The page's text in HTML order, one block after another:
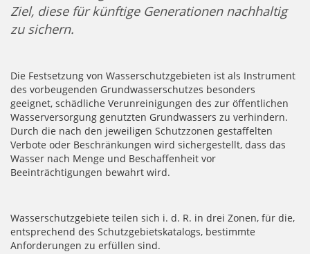
Ziel, diese für künftige Generationen nachhaltig
zu sichern.
Die Festsetzung von Wasserschutzgebieten ist als Instrument
des vorbeugenden Grundwasserschutzes besonders
geeignet, schädliche Verunreinigungen des zur öffentlichen
Wasserversorgung genutzten Grundwassers zu verhindern.
Durch die nach den jeweiligen Schutzzonen gestaffelten
Verbote oder Beschränkungen wird sichergestellt, dass das
Wasser nach Menge und Beschaffenheit vor
Beeinträchtigungen bewahrt wird.
Wasserschutzgebiete teilen sich i. d. R. in drei Zonen, für die,
entsprechend des Schutzgebietskatalogs, bestimmte
Anforderungen zu erfüllen sind.